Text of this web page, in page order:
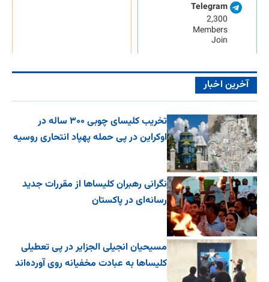
Telegram
2,300
Members
Join
آخرین اخبار
تخریب کلیسای چوبی ۳۰۰ ساله در
اوکراین در پی حمله پهپاد انتحاری روسیه
نگرانی رهبران کلیساها از مقررات جدید
رسانه‌ای در پاکستان
مسیحیان انجیلی الجزایر در پی تعطیلی
کلیساها به عبادت مخفیانه روی آورده‌اند